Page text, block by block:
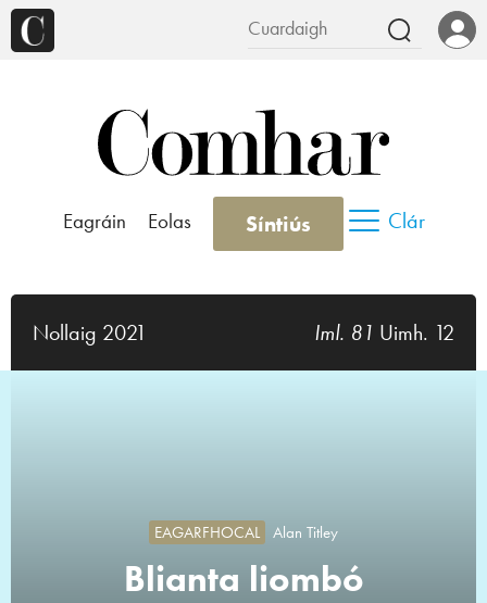
Eagráin Eolas Síntiús Clár
Nollaig 2021 Iml. 81 Uimh. 12
Blianta liombó
EAGARFHOCAL Alan Titley